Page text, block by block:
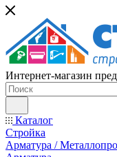
Интернет-магазин
Каталог
Стройка
Арматура /